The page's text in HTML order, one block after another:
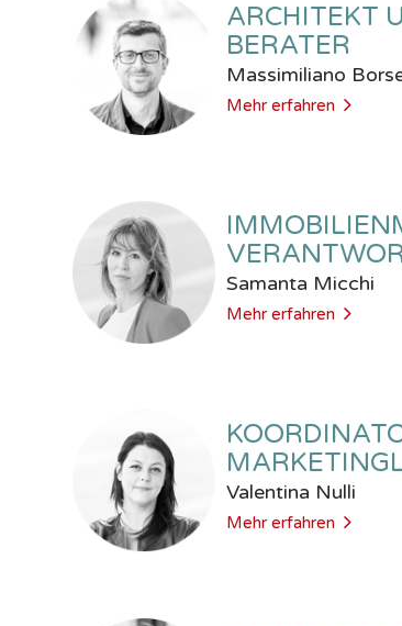
ARCHITEKT
BERATER
Massimiliano
Mehr erfahren
Samanta Micchi
Mehr erfahren
Valentina Nulli
Mehr erfahren